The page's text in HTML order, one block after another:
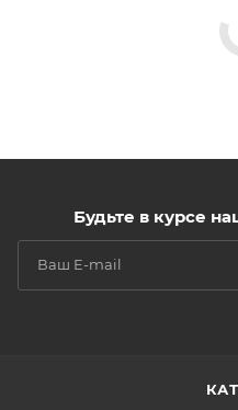
Будьте в курсе